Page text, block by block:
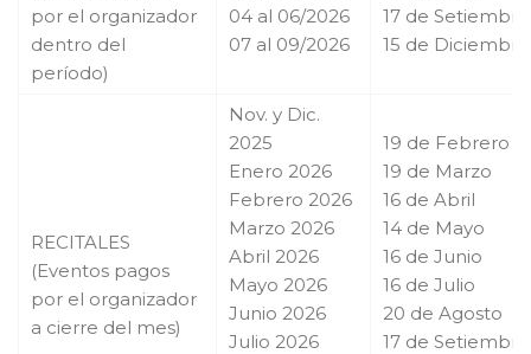
por el organizador
dentro del
período)
04 al 06/2026
07 al 09/2026
17 de Setiembre
15 de Diciembre
RECITALES
(Eventos pagos
por el organizador
a cierre del mes)
Nov. y Dic.
2025
Enero 2026
Febrero 2026
Marzo 2026
Abril 2026
Mayo 2026
Junio 2026
Julio 2026
19 de Febrero
19 de Marzo
16 de Abril
14 de Mayo
16 de Junio
16 de Julio
20 de Agosto
17 de Setiembre